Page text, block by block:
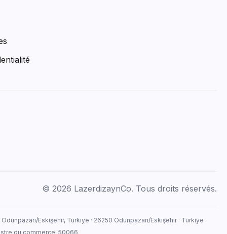
© 2026 LazerdizaynCo. Tous droits réservés.
Eskişehir, Türkiye · 26250 Odunpazarı/Eskişehir · Türkiye
du commerce: 50066